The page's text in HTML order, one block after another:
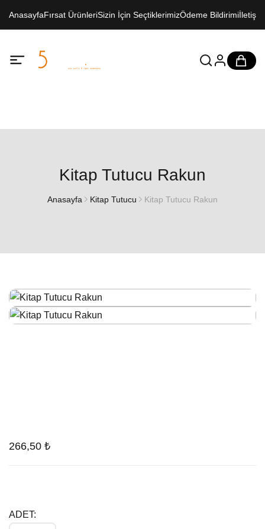
AnasayfaFırsat ÜrünleriSizin İçin SeçtiklerimizÖdeme Bildirimiİletişim
Kitap Tutucu Rakun
Anasayfa Kitap Tutucu Kitap Tutucu Rakun
266,50 ₺
ADET: